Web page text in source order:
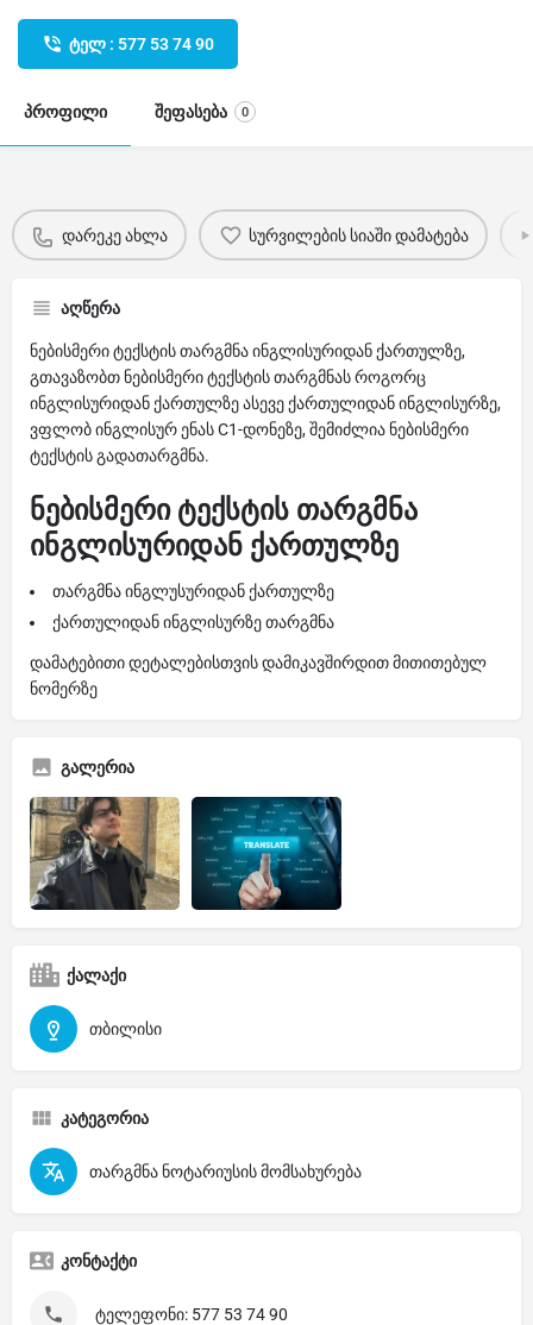
ტელ : 577 53 74 90
პროფილი შეფასება 0
დარეკე ახლა სურვილების სიაში დამატება
აღწერა
ნებისმერი ტექსტის თარგმნა ინგლისურიდან ქართულზე,
გთავაზობთ ნებისმერი ტექსტის თარგმნას როგორც
ინგლისურიდან ქართულზე ასევე ქართულიდან ინგლისურზე,
ვფლობ ინგლისურ ენას C1-დონეზე, შემიძლია ნებისმერი
ტექსტის გადათარგმნა.
ნებისმერი ტექსტის თარგმნა
ინგლისურიდან ქართულზე
თარგმნა ინგლუსურიდან ქართულზე
ქართულიდან ინგლისურზე თარგმნა
დამატებითი დეტალებისთვის დამიკავშირდით მითითებულ
ნომერზე
გალერია
ქალაქი
თბილისი
კატეგორია
თარგმნა ნოტარიუსის მომსახურება
კონტაქტი
ტელეფონი: 577 53 74 90